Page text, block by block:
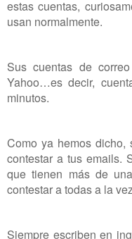
estas cuentas,
usan normalmente.
Sus cuentas de
Yahoo…es decir,
minutos.
Como ya hemos
contestar a tus emails.
que tienen más de
contestar a todas a la
Siempre escriben en